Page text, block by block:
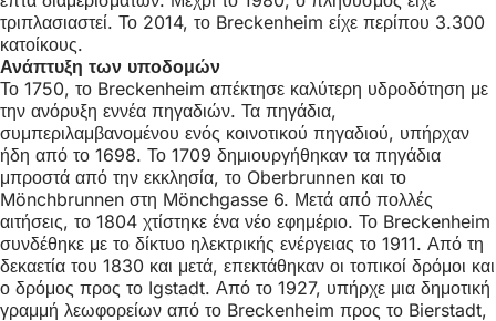
τριπλασιαστεί. Το 2014, το Breckenheim είχε περίπου 3.300
κατοίκους.
Ανάπτυξη των υποδομών
Το 1750, το Breckenheim απέκτησε καλύτερη υδροδότηση με
την ανόρυξη εννέα πηγαδιών. Τα πηγάδια,
συμπεριλαμβανομένου ενός κοινοτικού πηγαδιού, υπήρχαν
ήδη από το 1698. Το 1709 δημιουργήθηκαν τα πηγάδια
μπροστά από την εκκλησία, το Oberbrunnen και το
Mönchbrunnen στη Mönchgasse 6. Μετά από πολλές
αιτήσεις, το 1804 χτίστηκε ένα νέο εφημέριο. Το Breckenheim
συνδέθηκε με το δίκτυο ηλεκτρικής ενέργειας το 1911. Από τη
δεκαετία του 1830 και μετά, επεκτάθηκαν οι τοπικοί δρόμοι και
ο δρόμος προς το Igstadt. Από το 1927, υπήρχε μια δημοτική
γραμμή λεωφορείων από το Breckenheim προς το Bierstadt,